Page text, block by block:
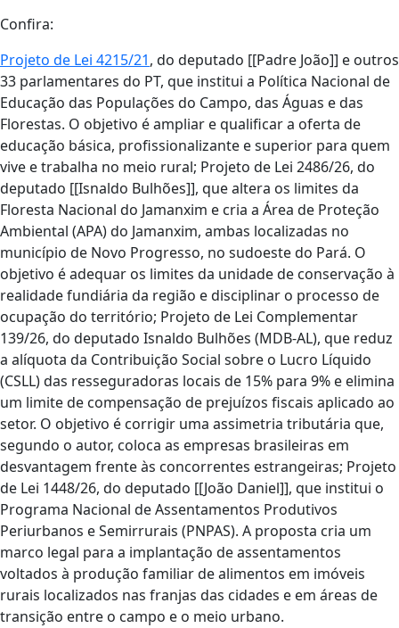
Confira:
Projeto de Lei 4215/21, do deputado [[Padre João]] e outros
33 parlamentares do PT, que institui a Política Nacional de
Educação das Populações do Campo, das Águas e das
Florestas. O objetivo é ampliar e qualificar a oferta de
educação básica, profissionalizante e superior para quem
vive e trabalha no meio rural; Projeto de Lei 2486/26, do
deputado [[Isnaldo Bulhões]], que altera os limites da
Floresta Nacional do Jamanxim e cria a Área de Proteção
Ambiental (APA) do Jamanxim, ambas localizadas no
município de Novo Progresso, no sudoeste do Pará. O
objetivo é adequar os limites da unidade de conservação à
realidade fundiária da região e disciplinar o processo de
ocupação do território; Projeto de Lei Complementar
139/26, do deputado Isnaldo Bulhões (MDB-AL), que reduz
a alíquota da Contribuição Social sobre o Lucro Líquido
(CSLL) das resseguradoras locais de 15% para 9% e elimina
um limite de compensação de prejuízos fiscais aplicado ao
setor. O objetivo é corrigir uma assimetria tributária que,
segundo o autor, coloca as empresas brasileiras em
desvantagem frente às concorrentes estrangeiras; Projeto
de Lei 1448/26, do deputado [[João Daniel]], que institui o
Programa Nacional de Assentamentos Produtivos
Periurbanos e Semirrurais (PNPAS). A proposta cria um
marco legal para a implantação de assentamentos
voltados à produção familiar de alimentos em imóveis
rurais localizados nas franjas das cidades e em áreas de
transição entre o campo e o meio urbano.